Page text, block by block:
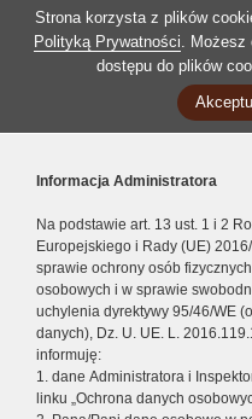
Strona korzysta z plików
Polityką Prywatności. Możesz
dostępu do plików
Informacja Administratora
Na podstawie art. 13 ust. 1 i 2
Europejskiego i Rady (UE)
sprawie ochrony osób
osobowych i w sprawie
uchylenia dyrektywy 95/46/WE
danych), Dz. U. UE. L.
informuję:
1. dane Administratora i
linku „Ochrona danych